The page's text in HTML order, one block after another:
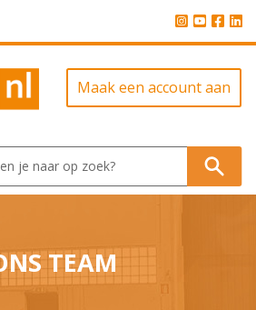
Maak een account aan
TEAM